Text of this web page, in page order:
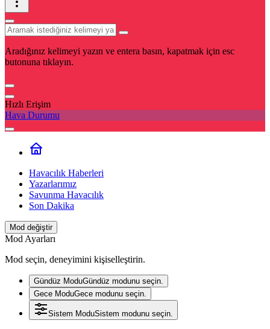
Aradığınız kelimeyi yazın ve entera basın, kapatmak için esc
butonuna tıklayın.
Hızlı Erişim
Hava Durumu
Havacılık Haberleri
Yazarlarımız
Savunma Havacılık
Son Dakika
Mod değiştir
Mod Ayarları
Mod seçin, deneyimini kişiselleştirin.
Gündüz ModuGündüz modunu seçin.
Gece ModuGece modunu seçin.
Sistem ModuSistem modunu seçin.